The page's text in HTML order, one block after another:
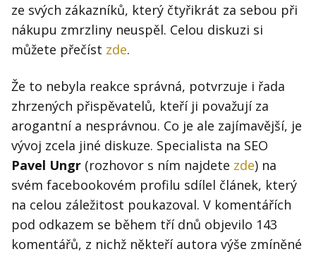
ze svých zákazníků, který čtyřikrát za sebou při
nákupu zmrzliny neuspěl. Celou diskuzi si
můžete přečíst zde.
Že to nebyla reakce správná, potvrzuje i řada
zhrzených přispěvatelů, kteří ji považují za
arogantní a nesprávnou. Co je ale zajímavější, je
vývoj zcela jiné diskuze. Specialista na SEO
Pavel Ungr (rozhovor s ním najdete zde) na
svém facebookovém profilu sdílel článek, který
na celou záležitost poukazoval. V komentářích
pod odkazem se během tří dnů objevilo 143
komentářů, z nichž někteří autora výše zmíněné